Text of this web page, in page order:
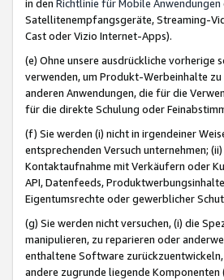
in den Richtlinie für Mobile Anwendungen
Satellitenempfangsgeräte, Streaming-
Cast oder Vizio Internet-Apps).
(e) Ohne unsere ausdrückliche vorherige
verwenden, um Produkt-Werbeinhalte
anderen Anwendungen, die für die
für die direkte Schulung oder
(f) Sie werden (i) nicht in irgendeiner
entsprechenden Versuch unternehmen;
Kontaktaufnahme mit Verkäufern oder
API, Datenfeeds,
Eigentumsrechte oder gewerblicher
(g) Sie werden nicht versuchen, (i) die
manipulieren, zu reparieren oder
enthaltene Software
andere zugrunde liegende